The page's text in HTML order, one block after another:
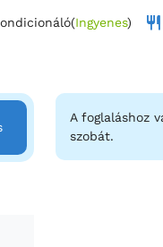
(Ingyenes)
A foglaláshoz
szobát.